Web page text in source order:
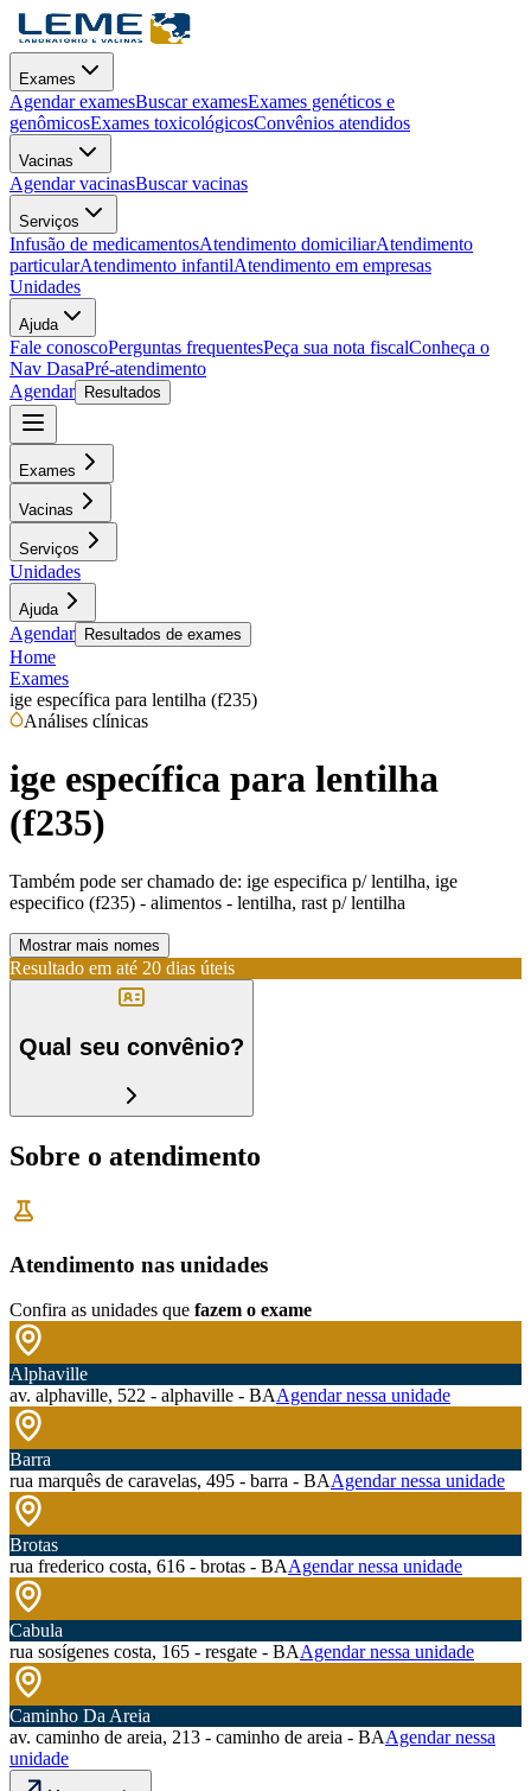
Exames
Agendar examesBuscar examesExames genéticos e
genômicosExames toxicológicosConvênios atendidos
Vacinas
Agendar vacinasBuscar vacinas
Serviços
Infusão de medicamentosAtendimento domiciliarAtendimento
particularAtendimento infantilAtendimento em empresas
Unidades
Ajuda
Fale conoscoPerguntas frequentesPeça sua nota fiscalConheça o
Nav DasaPré-atendimento
Agendar
Resultados
Exames
Vacinas
Serviços
Unidades
Ajuda
Agendar Resultados de exames
Home
Exames
ige específica para lentilha (f235)
Análises clínicas
ige específica para lentilha
(f235)
Também pode ser chamado de: ige especifica p/ lentilha, ige
especifico (f235) - alimentos - lentilha, rast p/ lentilha
Mostrar mais nomes
Resultado em até 20 dias úteis
Qual seu convênio?
Sobre o atendimento
Atendimento nas unidades
Confira as unidades que fazem o exame
Alphaville
av. alphaville, 522 - alphaville - BAAgendar nessa unidade
Barra
rua marquês de caravelas, 495 - barra - BAAgendar nessa unidade
Brotas
rua frederico costa, 616 - brotas - BAAgendar nessa unidade
Cabula
rua sosígenes costa, 165 - resgate - BAAgendar nessa unidade
Caminho Da Areia
av. caminho de areia, 213 - caminho de areia - BAAgendar nessa
unidade